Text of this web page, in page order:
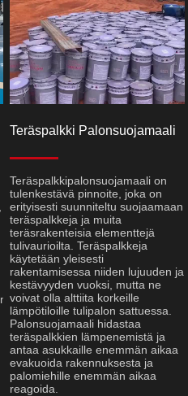
Teräspalkki Palonsuojamaali
​Teräspalkkipalonsuojamaali on
tulenkestävä pinnoite, joka on
erityisesti suunniteltu suojaamaan
teräspalkkeja ja muita
teräsrakenteisia elementtejä
tulivaurioilta. Teräspalkkeja
käytetään yleisesti
rakentamisessa niiden lujuuden ja
kestävyyden vuoksi, mutta ne
voivat olla alttiita korkeille
lämpötiloille tulipalon sattuessa.
Palonsuojamaali hidastaa
teräspalkkien lämpenemistä ja
antaa asukkaille enemmän aikaa
evakuoida rakennuksesta ja
palomiehille enemmän aikaa
reagoida.